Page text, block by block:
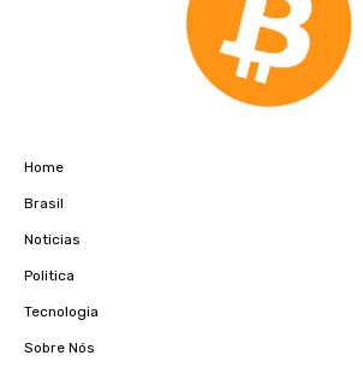
Home
Brasil
Noticias
Politica
Tecnologia
Sobre Nós